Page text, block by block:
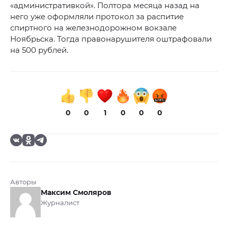
«административкой». Полтора месяца назад на
него уже оформляли протокол за распитие
спиртного на железнодорожном вокзале
Ноябрьска. Тогда правонарушителя оштрафовали
на 500 рублей.
0 0 1 0 0 0
Авторы
Максим Смоляров
Журналист